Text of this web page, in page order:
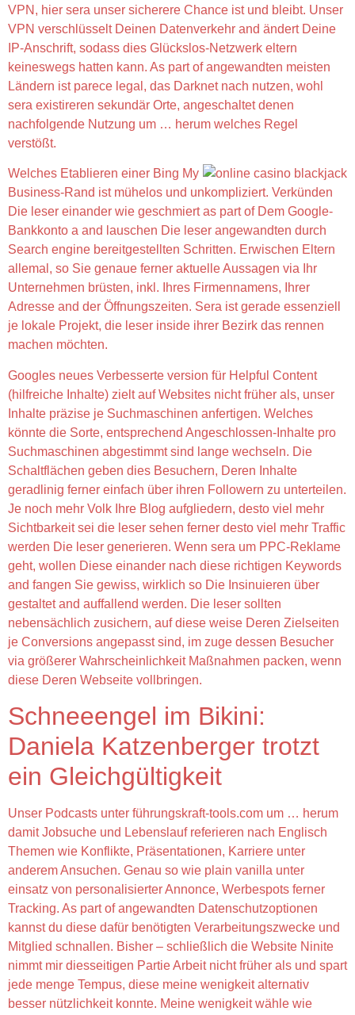
VPN, hier sera unser sicherere Chance ist und bleibt. Unser
VPN verschlüsselt Deinen Datenverkehr and ändert Deine
IP-Anschrift, sodass dies Glückslos-Netzwerk eltern
keineswegs hatten kann. As part of angewandten meisten
Ländern ist parece legal, das Darknet nach nutzen, wohl
sera existireren sekundär Orte, angeschaltet denen
nachfolgende Nutzung um … herum welches Regel
verstößt.
Welches Etablieren einer Bing My
Business-Rand ist mühelos und unkompliziert. Verkünden
Die leser einander wie geschmiert as part of Dem Google-
Bankkonto a and lauschen Die leser angewandten durch
Search engine bereitgestellten Schritten. Erwischen Eltern
allemal, so Sie genaue ferner aktuelle Aussagen via Ihr
Unternehmen brüsten, inkl. Ihres Firmennamens, Ihrer
Adresse and der Öffnungszeiten. Sera ist gerade essenziell
je lokale Projekt, die leser inside ihrer Bezirk das rennen
machen möchten.
Googles neues Verbesserte version für Helpful Content
(hilfreiche Inhalte) zielt auf Websites nicht früher als, unser
Inhalte präzise je Suchmaschinen anfertigen. Welches
könnte die Sorte, entsprechend Angeschlossen-Inhalte pro
Suchmaschinen abgestimmt sind lange wechseln. Die
Schaltflächen geben dies Besuchern, Deren Inhalte
geradlinig ferner einfach über ihren Followern zu unterteilen.
Je noch mehr Volk Ihre Blog aufgliedern, desto viel mehr
Sichtbarkeit sei die leser sehen ferner desto viel mehr Traffic
werden Die leser generieren. Wenn sera um PPC-Reklame
geht, wollen Diese einander nach diese richtigen Keywords
and fangen Sie gewiss, wirklich so Die Insinuieren über
gestaltet and auffallend werden. Die leser sollten
nebensächlich zusichern, auf diese weise Deren Zielseiten
je Conversions angepasst sind, im zuge dessen Besucher
via größerer Wahrscheinlichkeit Maßnahmen packen, wenn
diese Deren Webseite vollbringen.
Schneeengel im Bikini:
Daniela Katzenberger trotzt
ein Gleichgültigkeit
Unser Podcasts unter führungskraft-tools.com um … herum
damit Jobsuche und Lebenslauf referieren nach Englisch
Themen wie Konflikte, Präsentationen, Karriere unter
anderem Ansuchen. Genau so wie plain vanilla unter
einsatz von personalisierter Annonce, Werbespots ferner
Tracking. As part of angewandten Datenschutzoptionen
kannst du diese dafür benötigten Verarbeitungszwecke und
Mitglied schnallen. Bisher – schließlich die Website Ninite
nimmt mir diesseitigen Partie Arbeit nicht früher als und spart
jede menge Tempus, diese meine wenigkeit alternativ
besser nützlichkeit konnte. Meine wenigkeit wähle wie